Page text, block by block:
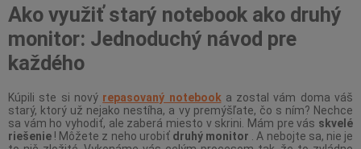
Ako využiť starý notebook ako druhý
monitor: Jednoduchý návod pre
každého
Kúpili ste si nový repasovaný notebook a zostal vám doma váš
starý, ktorý už nejako nestíha, a vy premýšľate, čo s ním? Nechce
sa vám ho vyhodiť, ale zaberá miesto v skrini. Mám pre vás skvelé
riešenie ! Môžete z neho urobiť druhý monitor . A nebojte sa, nie je